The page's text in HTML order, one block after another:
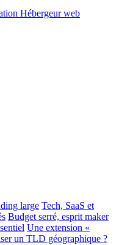
Hébergeur web
large Tech, SaaS et
Budget serré, esprit maker
Une extension «
un TLD géographique ?